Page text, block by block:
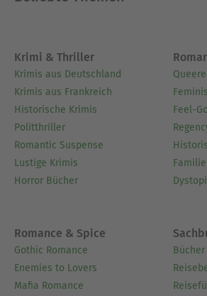
Krimi & Thriller
Krimis aus Deutschland
Krimis aus Frankreich
Historische Krimis
Politthriller
Romantic Suspense
Lustige Krimis
Horror Bücher
Feel-
Romance & Spice
Gothic Romance
Enemies to Lovers
Mafia Romance